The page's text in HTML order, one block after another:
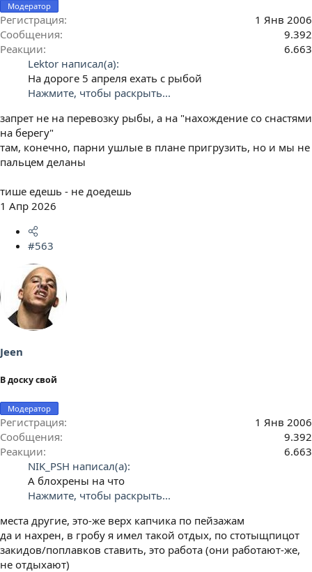
Модератор
Регистрация
1 Янв 2006
Сообщения
9.392
Реакции
6.663
Lektor написал(а):
На дороге 5 апреля ехать с рыбой
Нажмите, чтобы раскрыть...
запрет не на перевозку рыбы, а на "нахождение со снастями
на берегу"
там, конечно, парни ушлые в плане пригрузить, но и мы не
пальцем деланы
тише едешь - не доедешь
1 Апр 2026
#563
Jeen
В доску свой
Модератор
Регистрация
1 Янв 2006
Сообщения
9.392
Реакции
6.663
NIK_PSH написал(а):
А блохрены на что
Нажмите, чтобы раскрыть...
места другие, это-же верх капчика по пейзажам
да и нахрен, в гробу я имел такой отдых, по стотыщпицот
закидов/поплавков ставить, это работа (они работают-же,
не отдыхают)